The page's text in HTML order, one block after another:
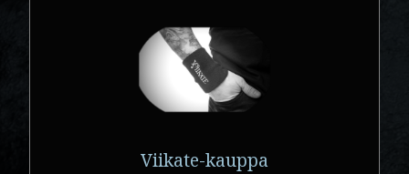
Viikate-kauppa